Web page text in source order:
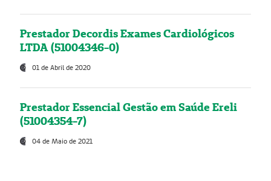
Prestador Decordis Exames Cardiológicos
LTDA (51004346-0)
01 de Abril de 2020
Prestador Essencial Gestão em Saúde Ereli
(51004354-7)
04 de Maio de 2021